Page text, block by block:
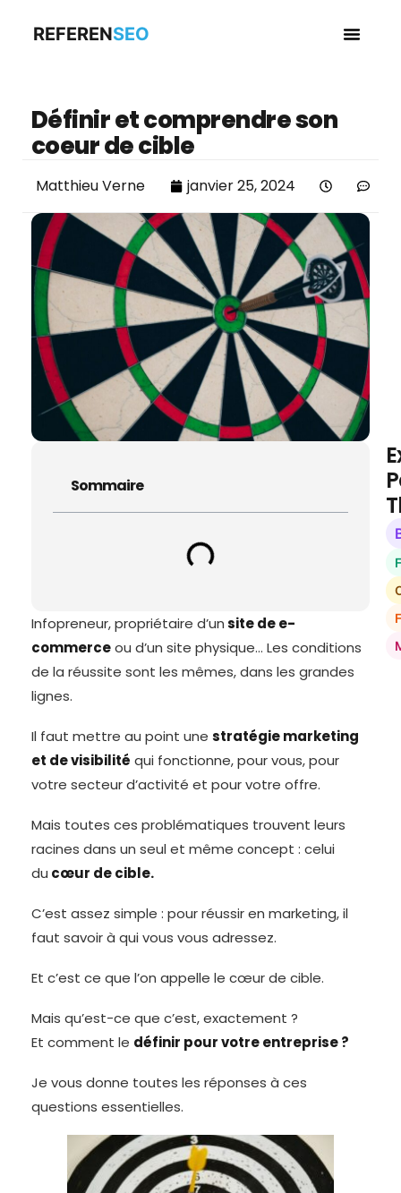
REFERENSEO
Définir et comprendre son
coeur de cible
Matthieu Verne janvier 25, 2024
Sommaire
Infopreneur, propriétaire d’unsite de e-
commerceou d’un site physique… Les conditions
de la réussite sont les mêmes, dans les grandes
lignes.
Il faut mettre au point une stratégie marketing
et de visibilité qui fonctionne, pour vous, pour
votre secteur d’activité et pour votre offre.
Mais toutes ces problématiques trouvent leurs
racines dans un seul et même concept : celui
du cœur de cible.
C’est assez simple : pour réussir en marketing, il
faut savoir à qui vous vous adressez.
Et c’est ce que l’on appelle le cœur de cible.
Mais qu’est-ce que c’est, exactement ?
Et comment le définir pour votre entreprise ?
Je vous donne toutes les réponses à ces
questions essentielles.